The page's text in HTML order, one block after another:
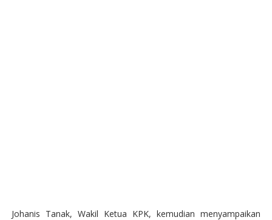
Johanis Tanak, Wakil Ketua KPK, kemudian menyampaikan